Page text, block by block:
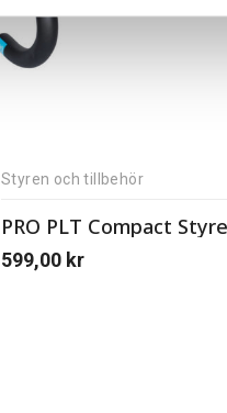
Styren och tillbehör
PRO PLT Compact Styre
599,00 kr